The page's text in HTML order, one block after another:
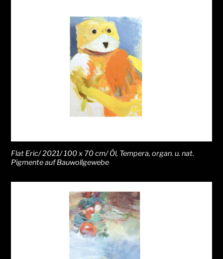
Flat Eric/ 2021/ 100 x 70 cm/ Öl, Tempera, organ. u. nat.
Pigmente auf Bauwollgewebe